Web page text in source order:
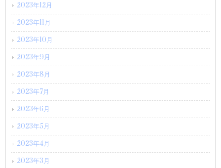
2023年12月
2023年11月
2023年10月
2023年9月
2023年8月
2023年7月
2023年6月
2023年5月
2023年4月
2023年3月